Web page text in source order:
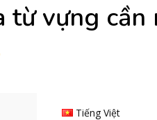
từ vựng cần
Tiếng Việt